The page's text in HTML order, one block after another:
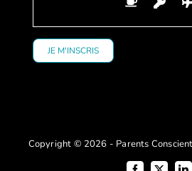
Copyright © 2026 - Parents